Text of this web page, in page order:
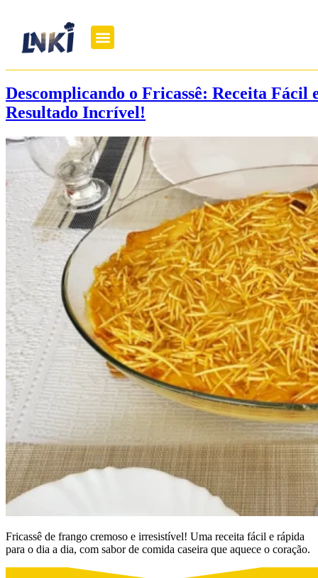
Descomplicando o Fricassê: Receita Fácil
Resultado Incrível!
Fricassê de frango cremoso e irresistível! Uma receita fácil e rápida
para o dia a dia, com sabor de comida caseira que aquece o coração.